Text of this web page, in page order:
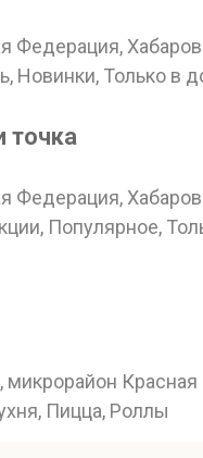
Федерация,
Новинки, Только в
точка
Федерация,
Популярное,
микрорайон
Пицца, Роллы